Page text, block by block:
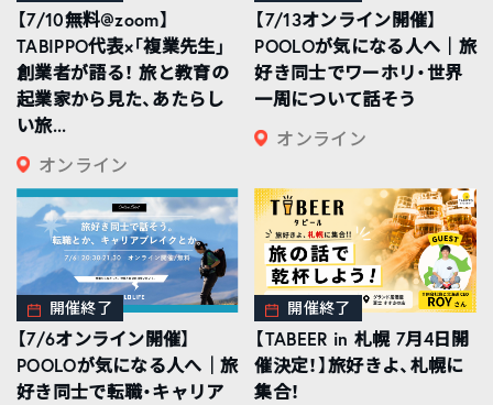
【7/10無料@zoom】
TABIPPO代表×「複業先生」
創業者が語る！ 旅と教育の
起業家から見た、あたらし
い旅...
オンライン
【7/13オンライン開催】
POOLOが気になる人へ｜旅
好き同士でワーホリ・世界
一周について話そう
オンライン
開催終了
【7/6オンライン開催】
POOLOが気になる人へ｜旅
好き同士で転職・キャリア
開催終了
【TABEER in 札幌 7月4日開
催決定！】旅好きよ、札幌に
集合！